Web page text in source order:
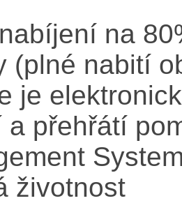
na
(plné nabití
je
a přehřátí
životnost